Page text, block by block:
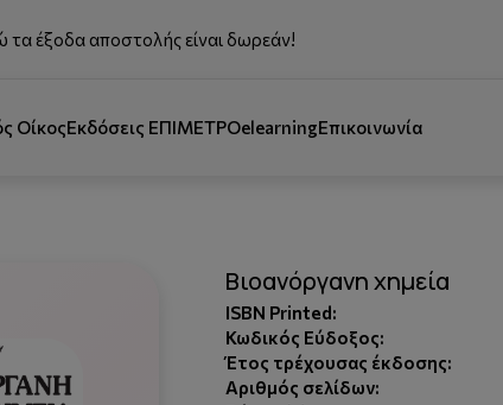
τα έξοδα αποστολής είναι δωρεάν!
ΟίκοςΕκδόσεις ΕΠΙΜΕΤΡΟelearningΕπικοινωνία
Βιοανόργανη χημεία
ISBN Printed:
Κωδικός Εύδοξος:
Έτος τρέχουσας έκδοσης:
Αριθμός σελίδων: